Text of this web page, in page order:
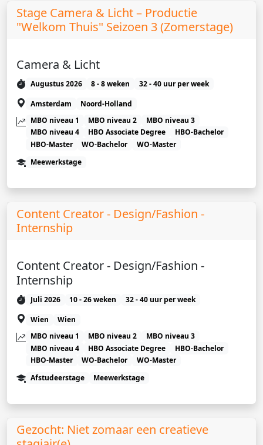
Stage Camera & Licht – Productie
"Welkom Thuis" Seizoen 3 (Zomerstage)
Camera & Licht
Augustus 2026 8 - 8 weken
32 - 40 uur per week
Amsterdam
Noord-Holland
MBO niveau 1
MBO niveau 2
MBO niveau 3
MBO niveau 4
HBO Associate Degree
HBO-Bachelor
HBO-Master
WO-Bachelor
WO-Master
Meewerkstage
Content Creator - Design/Fashion -
Internship
Content Creator - Design/Fashion -
Internship
Juli 2026 10 - 26 weken
32 - 40 uur per week
Wien
Wien
MBO niveau 1
MBO niveau 2
MBO niveau 3
MBO niveau 4
HBO Associate Degree
HBO-Bachelor
HBO-Master
WO-Bachelor
WO-Master
Afstudeerstage
Meewerkstage
Gezocht: Niet zomaar een creatieve